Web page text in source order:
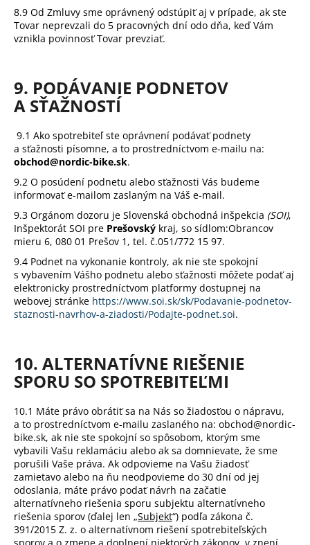
8.9 Od Zmluvy sme oprávnený odstúpiť aj v prípade, ak ste
Tovar neprevzali do 5 pracovných dní odo dňa, keď Vám
vznikla povinnosť Tovar prevziať.
9. PODÁVANIE PODNETOV
A SŤAŽNOSTÍ
9.1 Ako spotrebiteľ ste oprávnení podávať podnety
a sťažnosti písomne, a to prostredníctvom e-mailu na:
obchod@nordic-bike.sk.
9.2 O posúdení podnetu alebo sťažnosti Vás budeme
informovať e-mailom zaslaným na Váš e-mail.
9.3 Orgánom dozoru je Slovenská obchodná inšpekcia (SOI),
Inšpektorát SOI pre Prešovský kraj, so sídlom:Obrancov
mieru 6, 080 01 Prešov 1 , tel. č.051/772 15 97.
9.4 Podnet na vykonanie kontroly, ak nie ste spokojní
s vybavením Vášho podnetu alebo sťažnosti môžete podať aj
elektronicky prostredníctvom platformy dostupnej na
webovej stránke https://www.soi.sk/sk/Podavanie-podnetov-
staznosti-navrhov-a-ziadosti/Podajte-podnet.soi.
10. ALTERNATÍVNE RIEŠENIE
SPORU SO SPOTREBITEĽMI
10.1 Máte právo obrátiť sa na Nás so žiadosťou o nápravu,
a to prostredníctvom e-mailu zaslaného na: obchod@nordic-
bike.sk, ak nie ste spokojní so spôsobom, ktorým sme
vybavili Vašu reklamáciu alebo ak sa domnievate, že sme
porušili Vaše práva. Ak odpovieme na Vašu žiadosť
zamietavo alebo na ňu neodpovieme do 30 dní od jej
odoslania, máte právo podať návrh na začatie
alternatívneho riešenia sporu subjektu alternatívneho
riešenia sporov (ďalej len „Subjekt“) podľa zákona č.
391/2015 Z. z. o alternatívnom riešení spotrebiteľských
sporov a o zmene a doplnení niektorých zákonov, v znení